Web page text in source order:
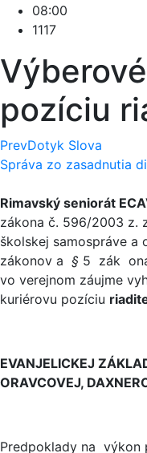
08:00
1117
pozíciu
PrevDotyk Slova
Správa zo zasadnutia
Rimavský seniorát
zákona č. 596/2003 z.
školskej samospráve a
zákonov a § 5 zák
vo verejnom záujme
kuriérovu pozíciu
EVANJELICKEJ
ORAVCOVEJ,
Predpoklady na výkon